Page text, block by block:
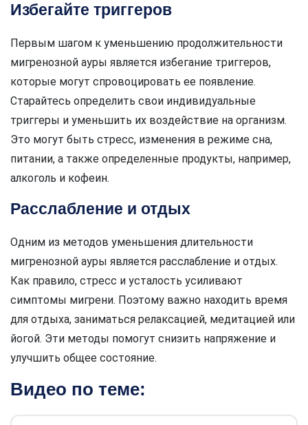
Избегайте триггеров
Первым шагом к уменьшению продолжительности
мигренозной ауры является избегание триггеров,
которые могут спровоцировать ее появление.
Старайтесь определить свои индивидуальные
триггеры и уменьшить их воздействие на организм.
Это могут быть стресс, изменения в режиме сна,
питании, а также определенные продукты, например,
алкоголь и кофеин.
Расслабление и отдых
Одним из методов уменьшения длительности
мигренозной ауры является расслабление и отдых.
Как правило, стресс и усталость усиливают
симптомы мигрени. Поэтому важно находить время
для отдыха, заниматься релаксацией, медитацией или
йогой. Эти методы помогут снизить напряжение и
улучшить общее состояние.
Видео по теме: